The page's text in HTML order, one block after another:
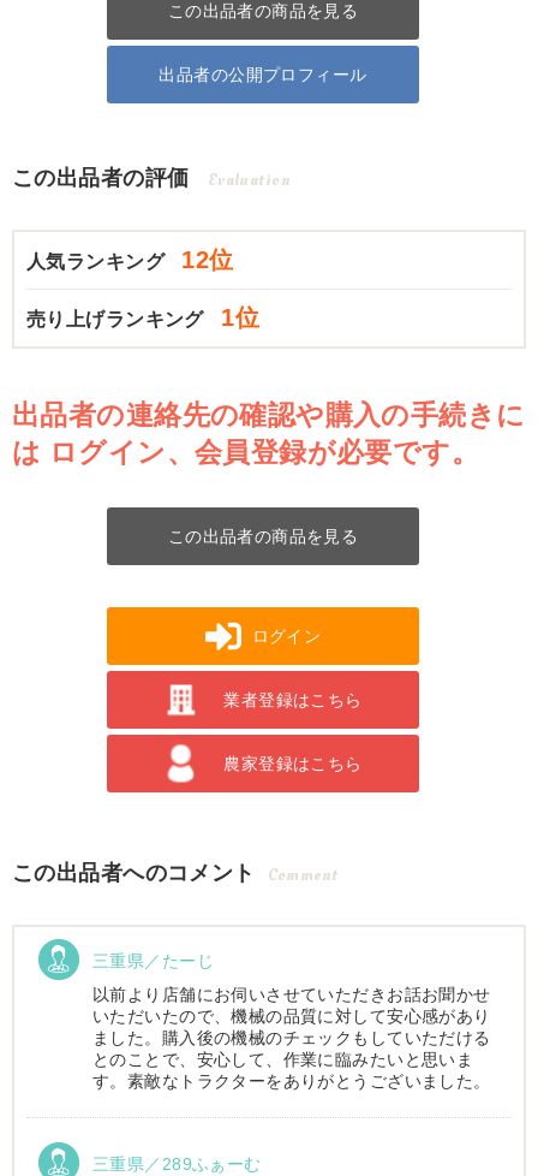
この出品者の商品を見る
出品者の公開プロフィール
この出品者の評価 Evaluation
人気ランキング 12位
売り上げランキング 1位
出品者の連絡先の確認や購入の手続きに
は ログイン、会員登録が必要です。
この出品者の商品を見る
ログイン
業者登録はこちら
農家登録はこちら
この出品者へのコメント Comment
三重県／たーじ
以前より店舗にお伺いさせていただきお話お聞かせ
いただいたので、機械の品質に対して安心感があり
ました。購入後の機械のチェックもしていただける
とのことで、安心して、作業に臨みたいと思いま
す。素敵なトラクターをありがとうございました。
三重県／289ふぁーむ